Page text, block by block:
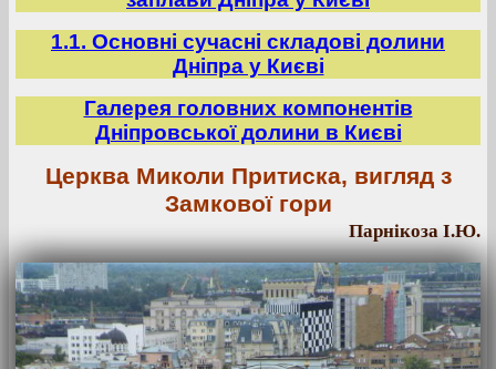
1.1. Основні сучасні складові долини
Дніпра у Києві
Галерея головних компонентів
Дніпровської долини в Києві
Церква Миколи Притиска, вигляд з
Замкової гори
Парнікоза І.Ю.